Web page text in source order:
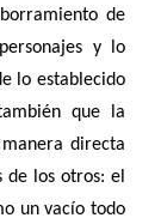
de
y lo
lo establecido
que la
directa
de los otros: el
un vacío todo